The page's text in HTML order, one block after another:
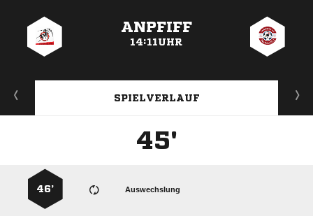
ANPFIFF
14:11UHR
SPIELVERLAUF
45'
Auswechslung
46’